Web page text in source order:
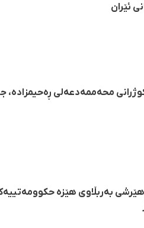
ئێران
محەممەدعەلی
هێرشی بەربڵاوی هێزە